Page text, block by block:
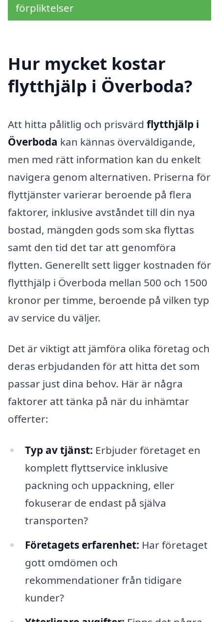
förpliktelser
Hur mycket kostar
flytthjälp i Överboda?
Att hitta pålitlig och prisvärd flytthjälp i
Överboda kan kännas överväldigande,
men med rätt information kan du enkelt
navigera genom alternativen. Priserna för
flyttjänster varierar beroende på flera
faktorer, inklusive avståndet till din nya
bostad, mängden gods som ska flyttas
samt den tid det tar att genomföra
flytten. Generellt sett ligger kostnaden för
flytthjälp i Överboda mellan 500 och 1500
kronor per timme, beroende på vilken typ
av service du väljer.
Det är viktigt att jämföra olika företag och
deras erbjudanden för att hitta det som
passar just dina behov. Här är några
faktorer att tänka på när du inhämtar
offerter:
Typ av tjänst: Erbjuder företaget en
komplett flyttservice inklusive
packning och uppackning, eller
fokuserar de endast på själva
transporten?
Företagets erfarenhet: Har företaget
gott omdömen och
rekommendationer från tidigare
kunder?